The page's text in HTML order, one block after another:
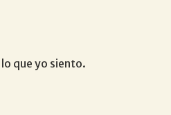
que yo siento.